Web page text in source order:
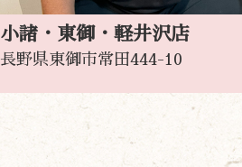
小諸・東御・軽井沢店
長野県東御市常田444-10